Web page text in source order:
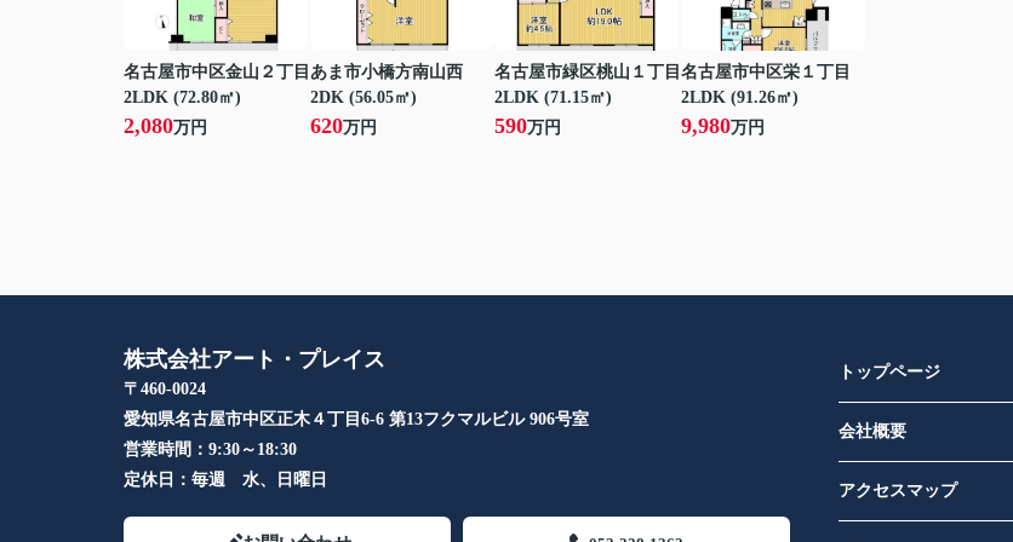
名古屋市中区金山２丁目
2LDK (72.80㎡)
2,080万円
あま市小橋方南山西
2DK (56.05㎡)
620万円
名古屋市緑区桃山１丁目
2LDK (71.15㎡)
590万円
名古屋市中区栄１丁目
2LDK (91.26㎡)
9,980万円
株式会社アート・プレイス
〒460-0024
愛知県名古屋市中区正木４丁目6-6 第13フクマルビル 906号室​
営業時間： 9:30～18:30
定休日： 毎週 水、日曜日
トップページ
会社概要
アクセスマップ